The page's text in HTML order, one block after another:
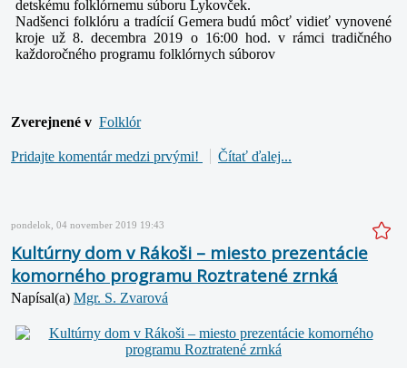
detskému folklórnemu súboru Lykovček.
Nadšenci folklóru a tradícií Gemera budú môcť vidieť vynovené
kroje už 8. decembra 2019 o 16:00 hod. v rámci tradičného
každoročného programu folklórnych súborov
Zverejnené v Folklór
Pridajte komentár medzi prvými! Čítať ďalej...
pondelok, 04 november 2019 19:43
Kultúrny dom v Rákoši – miesto prezentácie
komorného programu Roztratené zrnká
Napísal(a) Mgr. S. Zvarová